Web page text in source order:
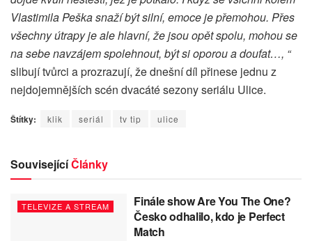
Vlastimila Peška snaží být silní, emoce je přemohou. Přes
všechny útrapy je ale hlavní, že jsou opět spolu, mohou se
na sebe navzájem spolehnout, být si oporou a doufat…, “
slibují tvůrci a prozrazují, že dnešní díl přinese jednu z
nejdojemnějších scén dvacáté sezony seriálu Ulice.
Štítky: klik seriál tv tip ulice
SouvisejícíČlánky
TELEVIZE A STREAM
Finále show Are You The One?
Česko odhalilo, kdo je Perfect
Match